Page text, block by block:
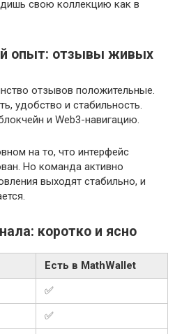
свою коллекцию как в
опыт: отзывы живых
отзывов положительные.
удобство и стабильность.
и Web3-навигацию.
на то, что интерфейс
Но команда активно
выходят стабильно, и
коротко и ясно
Есть в MathWallet
✅
✅